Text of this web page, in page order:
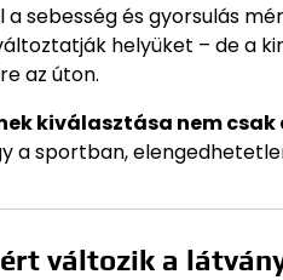
a sebesség és gyorsulás
helyüket – de a
az úton.
kiválasztása nem
a sportban,
változik a